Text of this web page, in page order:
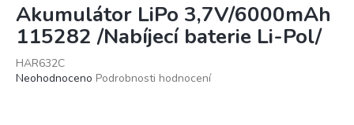
Akumulátor LiPo 3,7V/6000mAh
115282 /Nabíjecí baterie Li-Pol/
HAR632C
Průměrné
Neohodnoceno Podrobnosti hodnocení